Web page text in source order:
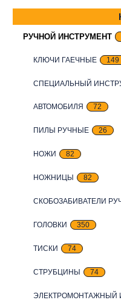
РУЧНОЙ ИНСТРУМЕНТ
КЛЮЧИ ГАЕЧНЫЕ 149
СПЕЦИАЛЬНЫЙ
АВТОМОБИЛЯ 72
ПИЛЫ РУЧНЫЕ 26
НОЖИ 82
НОЖНИЦЫ 82
СКОБОЗАБИВАТЕЛИ
ГОЛОВКИ 350
ТИСКИ 74
СТРУБЦИНЫ 74
ЭЛЕКТРОМОНТАЖНЫЙ